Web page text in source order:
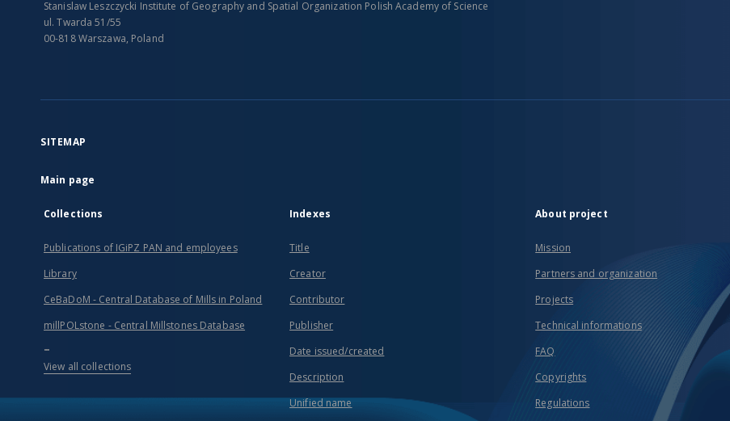
Stanislaw Leszczycki Institute of Geography and Spatial Organization Polish Academy of Science
ul. Twarda 51/55
00-818 Warszawa, Poland
SITEMAP
Main page
Collections
Publications of IGiPZ PAN and employees
Library
CeBaDoM - Central Database of Mills in Poland
millPOLstone - Central Millstones Database
...
View all collections
Indexes
Title
Creator
Contributor
Publisher
Date issued/created
Description
Unified name
About project
Mission
Partners and organization
Projects
Technical informations
FAQ
Copyrights
Regulations